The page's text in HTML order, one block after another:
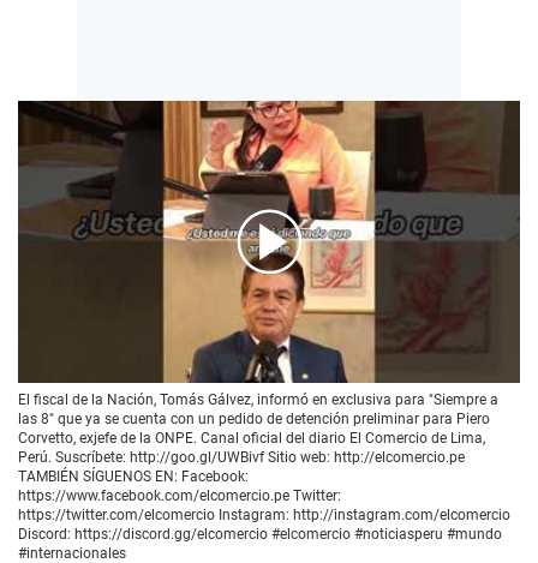
El fiscal de la Nación, Tomás Gálvez, informó en exclusiva para "Siempre a
las 8" que ya se cuenta con un pedido de detención preliminar para Piero
Corvetto, exjefe de la ONPE. Canal oficial del diario El Comercio de Lima,
Perú. Suscríbete: http://goo.gl/UWBivf Sitio web: http://elcomercio.pe
TAMBIÉN SÍGUENOS EN: Facebook:
https://www.facebook.com/elcomercio.pe Twitter:
https://twitter.com/elcomercio Instagram: http://instagram.com/elcomercio
Discord: https://discord.gg/elcomercio #elcomercio #noticiasperu #mundo
#internacionales